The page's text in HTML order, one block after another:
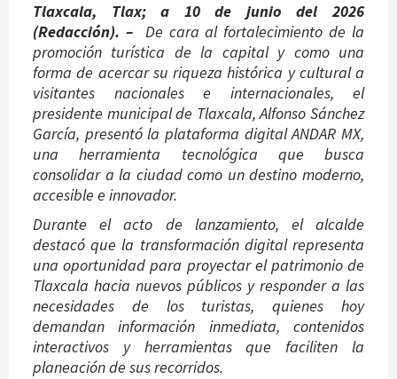
Tlaxcala, Tlax; a 10 de junio del 2026
(Redacción). – De cara al fortalecimiento de la
promoción turística de la capital y como una
forma de acercar su riqueza histórica y cultural a
visitantes nacionales e internacionales, el
presidente municipal de Tlaxcala, Alfonso Sánchez
García, presentó la plataforma digital ANDAR MX,
una herramienta tecnológica que busca
consolidar a la ciudad como un destino moderno,
accesible e innovador.
Durante el acto de lanzamiento, el alcalde
destacó que la transformación digital representa
una oportunidad para proyectar el patrimonio de
Tlaxcala hacia nuevos públicos y responder a las
necesidades de los turistas, quienes hoy
demandan información inmediata, contenidos
interactivos y herramientas que faciliten la
planeación de sus recorridos.